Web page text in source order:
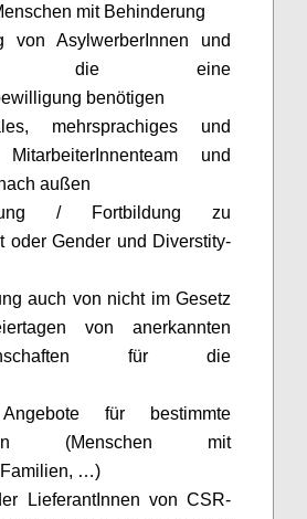
mit Behinderung
von AsylwerberInnen und
die eine
benötigen
mehrsprachiges und
MitarbeiterInnenteamund
außen
/ Fortbildung zu
oder Gender und Diverstity-
auch von nicht im Gesetz
von anerkannten
für die
für bestimmte
(Menschen mit
Familien, …)
LieferantInnen von CSR-